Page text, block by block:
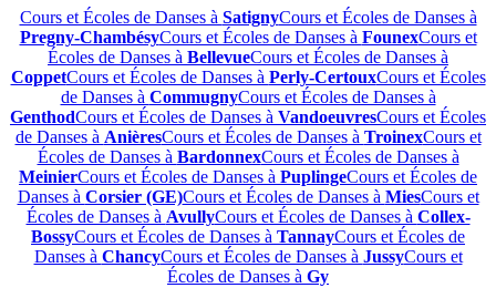
Cours et Écoles de Danses à SatignyCours et Écoles de Danses à
Pregny-ChambésyCours et Écoles de Danses à FounexCours et
Écoles de Danses à BellevueCours et Écoles de Danses à
CoppetCours et Écoles de Danses à Perly-CertouxCours et Écoles
de Danses à CommugnyCours et Écoles de Danses à
GenthodCours et Écoles de Danses à VandoeuvresCours et Écoles
de Danses à AnièresCours et Écoles de Danses à TroinexCours et
Écoles de Danses à BardonnexCours et Écoles de Danses à
MeinierCours et Écoles de Danses à PuplingeCours et Écoles de
Danses à Corsier (GE)Cours et Écoles de Danses à MiesCours et
Écoles de Danses à AvullyCours et Écoles de Danses à Collex-
BossyCours et Écoles de Danses à TannayCours et Écoles de
Danses à ChancyCours et Écoles de Danses à JussyCours et
Écoles de Danses à Gy